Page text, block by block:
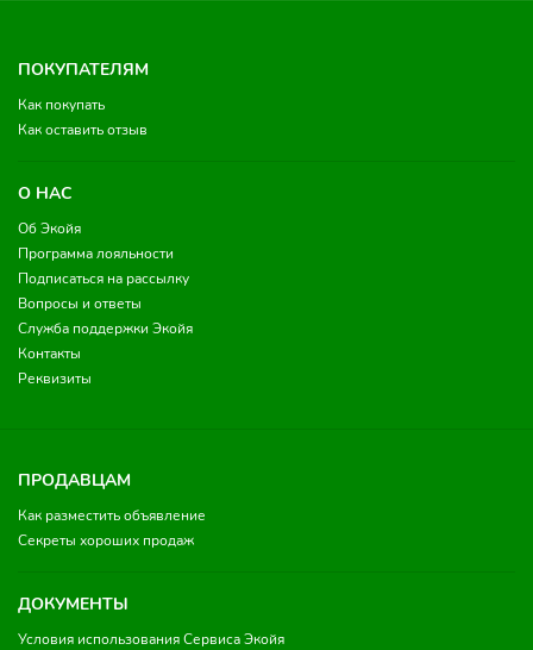
ПОКУПАТЕЛЯМ
Как покупать
Как оставить отзыв
О НАС
Об Экойя
Программа лояльности
Подписаться на рассылку
Вопросы и ответы
Служба поддержки Экойя
Контакты
Реквизиты
ПРОДАВЦАМ
Как разместить объявление
Секреты хороших продаж
ДОКУМЕНТЫ
Условия использования Сервиса Экойя